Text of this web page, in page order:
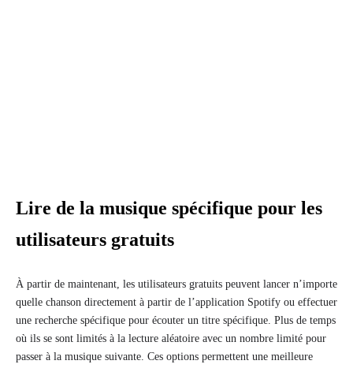
Lire de la musique spécifique pour les
utilisateurs gratuits
À partir de maintenant, les utilisateurs gratuits peuvent lancer n’importe
quelle chanson directement à partir de l’application Spotify ou effectuer
une recherche spécifique pour écouter un titre spécifique. Plus de temps
où ils se sont limités à la lecture aléatoire avec un nombre limité pour
passer à la musique suivante. Ces options permettent une meilleure